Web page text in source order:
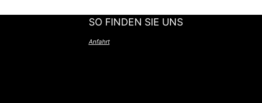
SO FINDEN SIE UNS
Anfahrt